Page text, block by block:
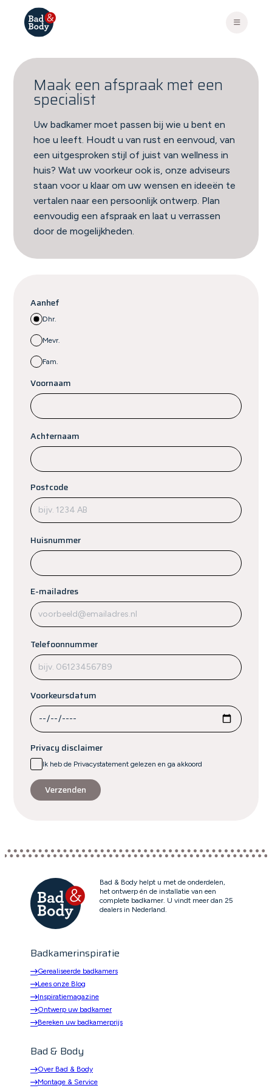
Aanhef
Dhr.
Mevr.
Fam.
Voornaam
Achternaam
Postcode
Huisnummer
E-mailadres
Telefoonnummer
Voorkeursdatum
Privacy disclaimer
Ik heb de Privacystatement gelezen en ga akkoord
Verzenden
Maak een afspraak met een
specialist
Uw badkamer moet passen bij wie u bent en
hoe u leeft. Houdt u van rust en eenvoud, van
een uitgesproken stijl of juist van wellness in
huis? Wat uw voorkeur ook is, onze adviseurs
staan voor u klaar om uw wensen en ideeën te
vertalen naar een persoonlijk ontwerp. Plan
eenvoudig een afspraak en laat u verrassen
door de mogelijkheden.
Bad & Body helpt u met de onderdelen,
het ontwerp én de installatie van een
complete badkamer. U vindt meer dan 25
dealers in Nederland.
Badkamerinspiratie
Gerealiseerde badkamers
Lees onze Blog
Inspiratiemagazine
Ontwerp uw badkamer
Bereken uw badkamerprijs
Bad & Body
Over Bad & Body
Montage & Service